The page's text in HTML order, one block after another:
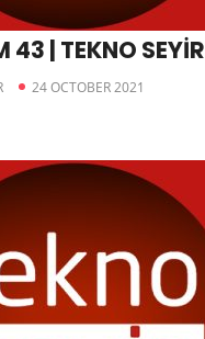
43 | TEKNO SEYİR
24 OCTOBER 2021